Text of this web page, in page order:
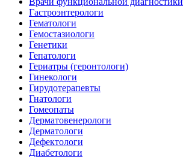
Гастроэнтерологи
Гематологи
Гемостазиологи
Генетики
Гепатологи
Гериатры (геронтологи)
Гинекологи
Гирудотерапевты
Гнатологи
Гомеопаты
Дерматовенерологи
Дерматологи
Дефектологи
Диабетологи